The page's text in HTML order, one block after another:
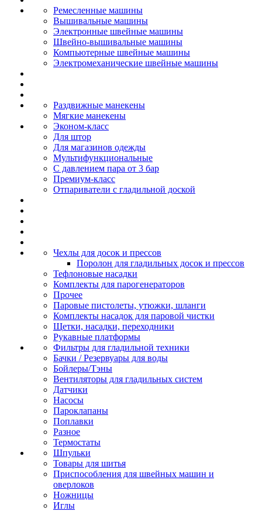
Ремесленные машины
Вышивальные машины
Электронные швейные машины
Швейно-вышивальные машины
Компьютерные швейные машины
Электромеханические швейные машины
Раздвижные манекены
Мягкие манекены
Эконом-класс
Для штор
Для магазинов одежды
Мультифункциональные
С давлением пара от 3 бар
Премиум-класс
Отпариватели с гладильной доской
Чехлы для досок и прессов
Поролон для гладильных досок и прессов
Тефлоновые насадки
Комплекты для парогенераторов
Прочее
Паровые пистолеты, утюжки, шланги
Комплекты насадок для паровой чистки
Щетки, насадки, переходники
Рукавные платформы
Фильтры для гладильной техники
Бачки / Резервуары для воды
Бойлеры/Тэны
Вентиляторы для гладильных систем
Датчики
Насосы
Пароклапаны
Поплавки
Разное
Термостаты
Шпульки
Товары для шитья
Приспособления для швейных машин и
оверлоков
Ножницы
Иглы